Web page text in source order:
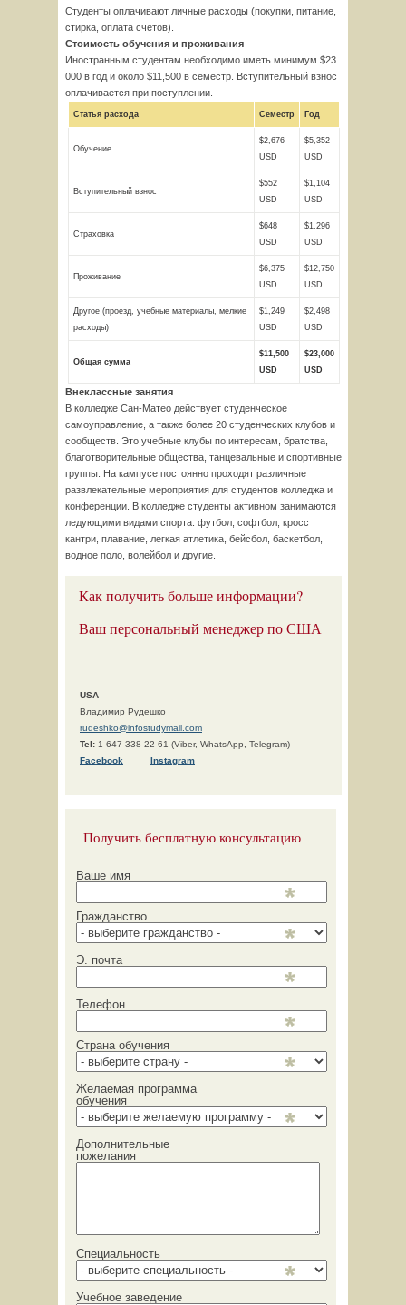
Студенты оплачивают личные расходы (покупки, питание,
стирка, оплата счетов).
Стоимость обучения и проживания
Иностранным студентам необходимо иметь минимум $23
000 в год и около $11,500 в семестр. Вступительный взнос
оплачивается при поступлении.
Статья расхода Семестр Год
Обучение
$2,676
USD
$5,352
USD
Вступительный взнос
$552
USD
$1,104
USD
Страховка
$648
USD
$1,296
USD
Проживание
$6,375
USD
$12,750
USD
Другое (проезд, учебные материалы, мелкие
расходы)
$1,249
USD
$2,498
USD
Общая сумма
$11,500
USD
$23,000
USD
Внеклассные занятия
В колледже Сан-Матео действует студенческое
самоуправление, а также более 20 студенческих клубов и
сообществ. Это учебные клубы по интересам, братства,
благотворительные общества, танцевальные и спортивные
группы. На кампусе постоянно проходят различные
развлекательные мероприятия для студентов колледжа и
конференции. В колледже студенты активном занимаются
ледующими видами спорта: футбол, софтбол, кросс
кантри, плавание, легкая атлетика, бейсбол, баскетбол,
водное поло, волейбол и другие.
Как получить больше информации?
Ваш персональный менеджер по США
USA
Владимир Рудешко
rudeshko@infostudymail.com
Tel: 1 647 338 22 61 (Viber, WhatsApp, Telegram)
Facebook Instagram
Получить бесплатную консультацию
Ваше имя
Гражданство
Э. почта
Телефон
Страна обучения
Желаемая программа
обучения
Дополнительные
пожелания
Специальность
Учебное заведение